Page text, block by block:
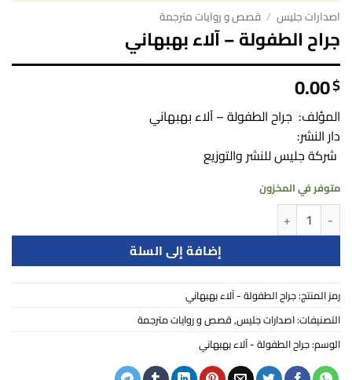
اصدارات جليس / قصص و روايات مترجمة
جراح الطفولة – آلاء بهبهاني
0.00$
المؤلف: جراح الطفولة – آلاء بهبهاني
دار النشر:
شركة جليس للنشر والتوزيع
متوفر في المخزون
كمية جراح الطفولة - آلاء بهبهاني
إضافة إلى السلة
رمز المنتج:جراح الطفولة - آلاء بهبهاني
التصنيفات:اصدارات جليس,قصص و روايات مترجمة
الوسم:جراح الطفولة - آلاء بهبهاني